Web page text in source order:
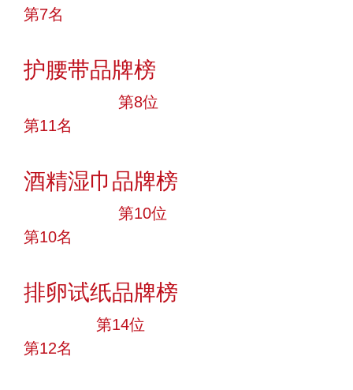
第7名
护腰带品牌榜
第8位
第11名
酒精湿巾品牌榜
第10位
第10名
排卵试纸品牌榜
第14位
第12名